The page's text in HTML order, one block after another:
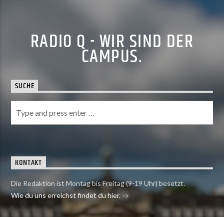
RADIO Q - WIR SIND DER
CAMPUS.
SUCHE
KONTAKT
Die Redaktion ist Montag bis Freitag (9-19 Uhr) besetzt.
Wie du uns erreichst findet du hier.